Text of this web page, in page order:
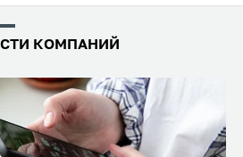
КОМПАНИЙ